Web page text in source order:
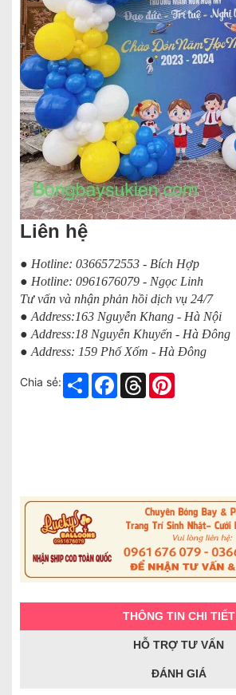
Liên hệ
● Hotline: 0366572553 - Bích Hợp
● Hotline: 0961676079 - Ngọc Linh
Tư vấn và nhận phản hồi dịch vụ 24/7
● Address:163 Nguyễn Khang - Hà Nội
● Address:18 Nguyễn Khuyến - Hà Đông
● Address: 159 Phố Xốm - Hà Đông
Chia sẻ: Share Facebook
Threads
THÔNG TIN CHI TIẾT
HỖ TRỢ TƯ VẤN
ĐÁNH GIÁ